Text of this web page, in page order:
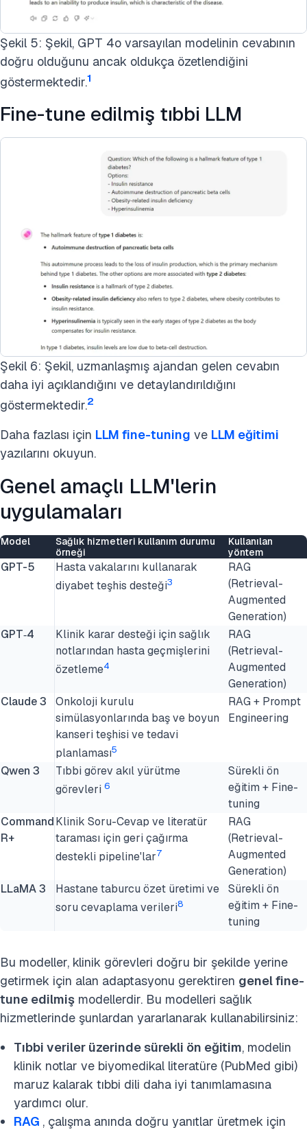
Şekil 5: Şekil, GPT 4o varsayılan modelinin cevabının
doğru olduğunu ancak oldukça özetlendiğini
göstermektedir.1
Fine-tune edilmiş tıbbi LLM
Şekil 6: Şekil, uzmanlaşmış ajandan gelen cevabın
daha iyi açıklandığını ve detaylandırıldığını
göstermektedir.2
Daha fazlası için LLM fine-tuning ve LLM eğitimi
yazılarını okuyun.
Genel amaçlı LLM'lerin
uygulamaları
Model
Sağlık hizmetleri kullanım durumu
örneği
Kullanılan
yöntem
GPT-5
Hasta vakalarını kullanarak
diyabet teşhis desteği3
RAG
(Retrieval-
Augmented
Generation)
GPT‑4
Klinik karar desteği için sağlık
notlarından hasta geçmişlerini
özetleme4
RAG
(Retrieval-
Augmented
Generation)
Claude 3
Onkoloji kurulu
simülasyonlarında baş ve boyun
kanseri teşhisi ve tedavi
planlaması5
RAG + Prompt
Engineering
Qwen 3
Tıbbi görev akıl yürütme
görevleri 6
Sürekli ön
eğitim + Fine-
tuning
Command
R+
Klinik Soru-Cevap ve literatür
taraması için geri çağırma
destekli pipeline'lar7
RAG
(Retrieval-
Augmented
Generation)
LLaMA 3
Hastane taburcu özet üretimi ve
soru cevaplama verileri8
Sürekli ön
eğitim + Fine-
tuning
Bu modeller, klinik görevleri doğru bir şekilde yerine
getirmek için alan adaptasyonu gerektiren genel fine-
tune edilmiş modellerdir. Bu modelleri sağlık
hizmetlerinde şunlardan yararlanarak kullanabilirsiniz:
Tıbbi veriler üzerinde sürekli ön eğitim, modelin
klinik notlar ve biyomedikal literatüre (PubMed gibi)
maruz kalarak tıbbi dili daha iyi tanımlamasına
yardımcı olur.
RAG , çalışma anında doğru yanıtlar üretmek için